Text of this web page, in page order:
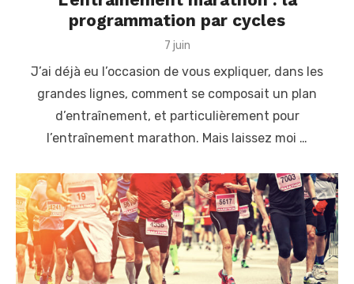
programmation par cycles
P
s
e
d
o
n
7 juin
J’ai déjà eu l’occasion de vous expliquer, dans les
grandes lignes, comment se composait un plan
d’entraînement, et particulièrement pour
l’entraînement marathon. Mais laissez moi …